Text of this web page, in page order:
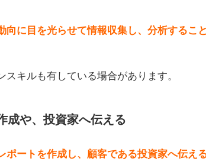
向に目を光らせて情報収集し、分析するこ
キルも有している場合があります。
成や、投資家へ伝える
ポートを作成し、顧客である投資家へ伝え